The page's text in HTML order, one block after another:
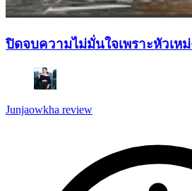
ปิดจบความไม่มั่นใจเพราะหัวเหม่
Junjaowkha review